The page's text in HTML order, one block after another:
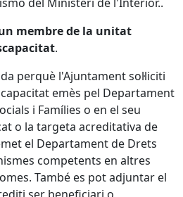
membre de la unitat
.
perquè l'Ajuntament sol·liciti
emès pel Departament
i Famílies o en el seu
o la targeta acreditativa de
el Departament de Drets
competents en altres
També es pot adjuntar el